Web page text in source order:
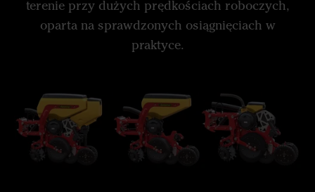
terenie przy dużych prędkościach roboczych,
oparta na sprawdzonych osiągnięciach w
praktyce.